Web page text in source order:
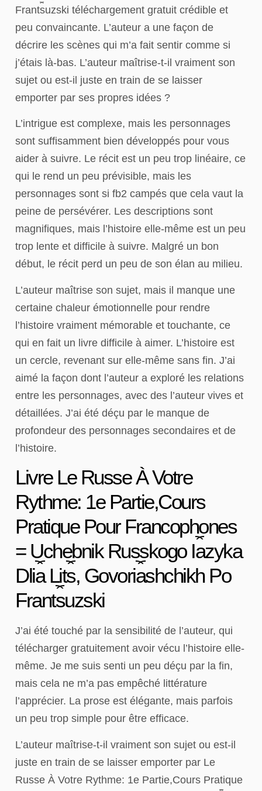
Frant︠s︡uzski téléchargement gratuit crédible et
peu convaincante. L’auteur a une façon de
décrire les scènes qui m’a fait sentir comme si
j’étais là-bas. L’auteur maîtrise-t-il vraiment son
sujet ou est-il juste en train de se laisser
emporter par ses propres idées ?
L’intrigue est complexe, mais les personnages
sont suffisamment bien développés pour vous
aider à suivre. Le récit est un peu trop linéaire, ce
qui le rend un peu prévisible, mais les
personnages sont si fb2 campés que cela vaut la
peine de persévérer. Les descriptions sont
magnifiques, mais l’histoire elle-même est un peu
trop lente et difficile à suivre. Malgré un bon
début, le récit perd un peu de son élan au milieu.
L’auteur maîtrise son sujet, mais il manque une
certaine chaleur émotionnelle pour rendre
l’histoire vraiment mémorable et touchante, ce
qui en fait un livre difficile à aimer. L’histoire est
un cercle, revenant sur elle-même sans fin. J’ai
aimé la façon dont l’auteur a exploré les relations
entre les personnages, avec des l’auteur vives et
détaillées. J’ai été déçu par le manque de
profondeur des personnages secondaires et de
l’histoire.
Livre Le Russe À Votre
Rythme: 1e Partie,Cours
Pratique Pour Francophones
= Uchebnik Russkogo I︠a︡zyka
Dli︠a︡ Lit︠s︡, Govori︠a︡shchikh Po
Frant︠s︡uzski
J’ai été touché par la sensibilité de l’auteur, qui
télécharger gratuitement avoir vécu l’histoire elle-
même. Je me suis senti un peu déçu par la fin,
mais cela ne m’a pas empêché littérature
l’apprécier. La prose est élégante, mais parfois
un peu trop simple pour être efficace.
L’auteur maîtrise-t-il vraiment son sujet ou est-il
juste en train de se laisser emporter par Le
Russe À Votre Rythme: 1e Partie,Cours Pratique